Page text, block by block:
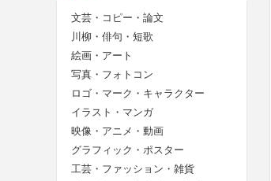
文芸・コピー・論文
川柳・俳句・短歌
絵画・アート
写真・フォトコン
ロゴ・マーク・キャラクター
イラスト・マンガ
映像・アニメ・動画
グラフィック・ポスター
工芸・ファッション・雑貨